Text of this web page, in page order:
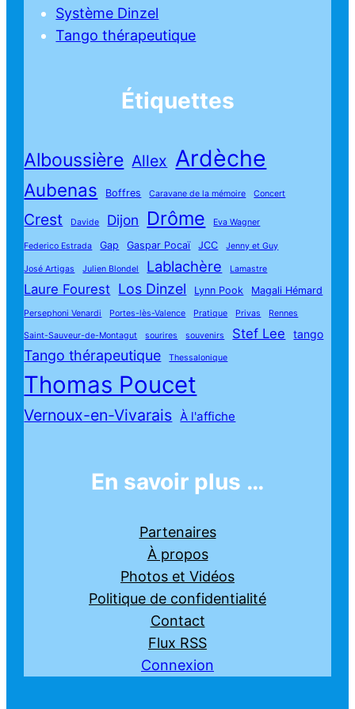
Système Dinzel
Tango thérapeutique
Étiquettes
Alboussière Allex Ardèche
Aubenas Boffres Caravane de la mémoire Concert
Crest Davide Dijon Drôme Eva Wagner
Federico Estrada Gap Gaspar Pocaï JCC Jenny et Guy
José Artigas Julien Blondel Lablachère Lamastre
Laure Fourest Los Dinzel Lynn Pook Magali Hémard
Persephoni Venardi Portes-lès-Valence Pratique Privas Rennes
Saint-Sauveur-de-Montagut sourires souvenirs Stef Lee tango
Tango thérapeutique Thessalonique
Thomas Poucet
Vernoux-en-Vivarais À l'affiche
En savoir plus …
Partenaires
À propos
Photos et Vidéos
Politique de confidentialité
Contact
Flux RSS
Connexion